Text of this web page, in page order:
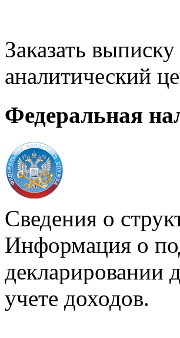
Заказать
аналитический
Федеральная
Сведения о
Информация о
декларировании
учете доходов.